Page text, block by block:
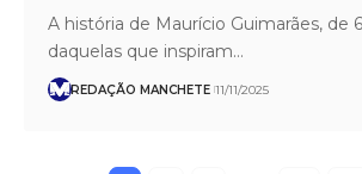
A história de Maurício Guimarães, de
daquelas que inspiram…
REDAÇÃO MANCHETE 11/11/2025